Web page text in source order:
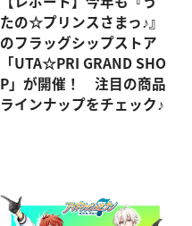
たの☆プリンスさまっ♪』
のフラッグシップストア
「UTA☆PRI GRAND SHO
P」が開催！ 注目の商品
ラインナップをチェック♪